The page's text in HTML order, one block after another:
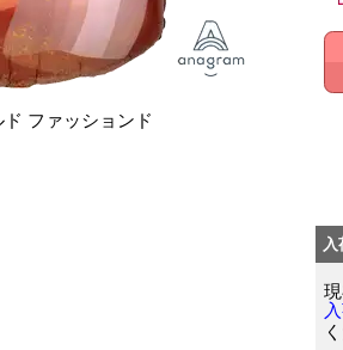
ド ファッションド